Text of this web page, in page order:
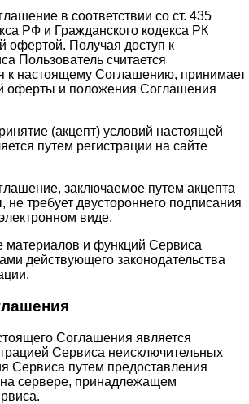
в соответствии со ст. 435
РФ и Гражданского кодекса РК
офертой. Получая доступ к
Пользователь считается
к настоящему Соглашению, принимает
оферты и положения Соглашения
(акцепт) условий настоящей
путем регистрации на сайте
заключаемое путем акцепта
требует двустороннего подписания
виде.
материалов и функций Сервиса
действующего законодательства
Соглашения является
Сервиса неисключительных
Сервиса путем предоставления
на сервере, принадлежащем